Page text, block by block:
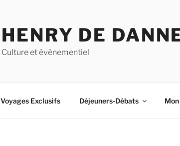
HENRY DE
Culture et événementiel
Voyages Exclusifs Déjeuners-Débats